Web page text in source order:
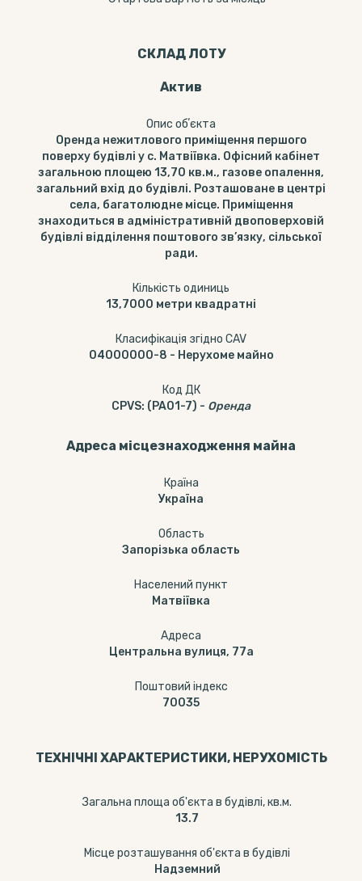
СКЛАД ЛОТУ
Актив
Опис обʼєкта
Оренда нежитлового приміщення першого
поверху будівлі у с. Матвіївка. Офісний кабінет
загальною площею 13,70 кв.м., газове опалення,
загальний вхід до будівлі. Розташоване в центрі
села, багатолюдне місце. Приміщення
знаходиться в адміністративній двоповерховій
будівлі відділення поштового зв’язку, сільської
ради.
Кількість одиниць
13,7000 метри квадратні
Класифікація згідно CAV
04000000-8 - Нерухоме майно
Код ДК
CPVS: (PA01-7) - Оренда
Адреса місцезнаходження майна
Країна
Україна
Область
Запорізька область
Населений пункт
Матвіївка
Адреса
Центральна вулиця, 77а
Поштовий індекс
70035
ТЕХНІЧНІ ХАРАКТЕРИСТИКИ, НЕРУХОМІСТЬ
Загальна площа об'єкта в будівлі, кв.м.
13.7
Місце розташування об'єкта в будівлі
Надземний